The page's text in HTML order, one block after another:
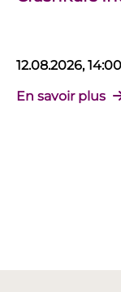
12.08.2026,
En savoir plus